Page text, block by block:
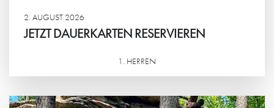
2. AUGUST 2026
JETZT DAUERKARTEN RESERVIEREN
1. HERREN